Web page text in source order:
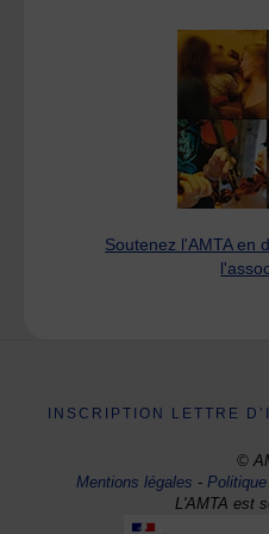
Soutenez l'AMTA en
INSCRIPTION LETTRE
©
Mentions légales -Politique
L'AMTA est